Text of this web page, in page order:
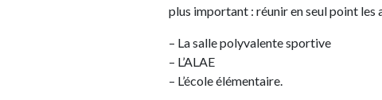
plus important : réunir en seul point les
– La salle polyvalente sportive
– L’ALAE
– L’école élémentaire.